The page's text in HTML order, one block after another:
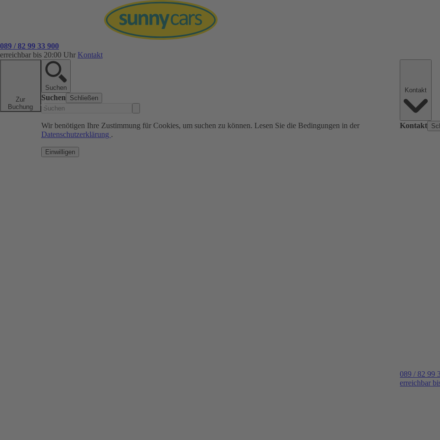
089 / 82 99 33 900
erreichbar bis 20:00 Uhr Kontakt
Zur
Buchung
Suchen
Suchen Schließen
Wir benötigen Ihre Zustimmung für Cookies, um suchen zu können. Lesen Sie die Bedingungen in der
Datenschutzerklärung .
Einwilligen
Kontakt
089 / 82 99
erreichbar